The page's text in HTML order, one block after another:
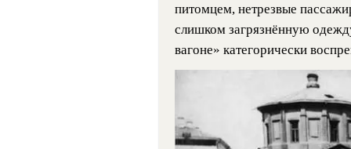
питомцем, нетрезвые
слишком загрязнённую
вагоне» категорически